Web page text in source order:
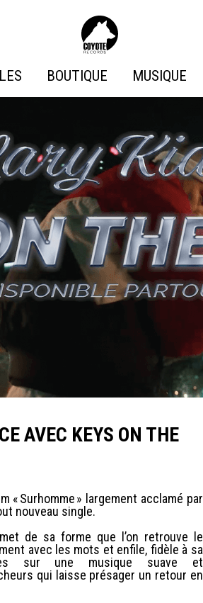
Records
BOUTIQUE MUSIQUE
AVEC KEYS ON THE
« Surhomme » largement acclamé par
nouveau single.
de sa forme que l’on retrouve le
avec les mots et enfile, fidèle à sa
sur une musique suave et
qui laisse présager un retour en